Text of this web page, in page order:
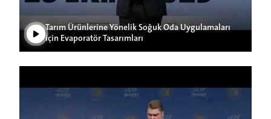
Tarım Ürünlerine Yönelik Soğuk Oda Uygulamaları
için Evaporatör Tasarımları